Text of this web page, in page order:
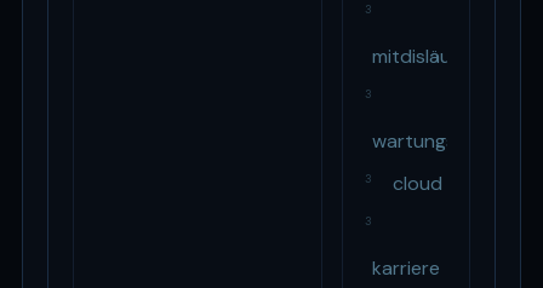
3
3
wartungsverträge
3 cloud
3
karriere